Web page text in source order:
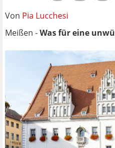
Von Pia Lucchesi
Meißen -Was für eine